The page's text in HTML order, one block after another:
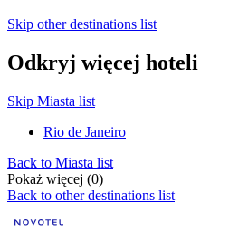
Skip other destinations list
Odkryj więcej hoteli
Skip Miasta list
Rio de Janeiro
Back to Miasta list
Pokaż więcej (0)
Back to other destinations list